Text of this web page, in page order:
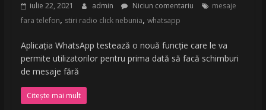
iulie 22, 2021 admin Niciun comentariu
mesaje
fara telefon, stiri radio click nebunia, whatsapp
Aplicația WhatsApp testează o nouă funcție care le va
permite utilizatorilor pentru prima dată să facă schimburi
de mesaje fără
Citește mai mult